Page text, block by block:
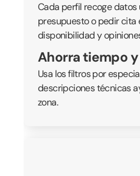
Cada perfil recoge
presupuesto o pedir cita
disponibilidad y
Ahorra tiempo
Usa los filtros por
descripciones técnicas
zona.